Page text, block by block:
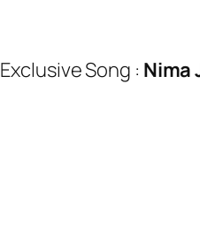
Exclusive Song : Nima